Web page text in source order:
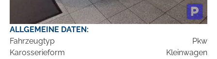
ALLGEMEINE DATEN:
Fahrzeugtyp
Pkw
Karosserieform
Kleinwagen